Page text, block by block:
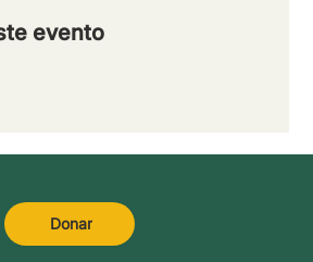
evento
Donar